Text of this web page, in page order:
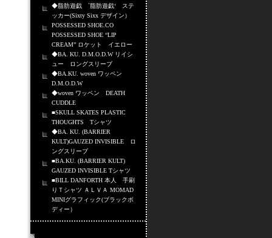
◆脂肪遊戯 `脂肪遊戯‘ ステ
ッカー(Sixty Sixx デザイン）
POSSESSED SHOE.CO
POSSESSED SHOE “LIP
CREAM” ロケット イエロー
◆BA. KU. D.M.O.D.W リイシ
ュー ロングスリーブ
◆BA.KU. woven ワッペン
D.M.O.D.W
◆woven ワッペン DEATH
CUDDLE
■SKULL SKATES PLASTIC
THOUGHTS Tシャツ
◆BA. KU. (BARRIER
KULT)GAUZED INVISIBLE ロ
ングスリーブ
■BA.KU. (BARRIER KULT)
GAUZED INVISIBLE Tシャツ
■BILL DANFORTH 本人 手刷
りＴシャツ ＡＬＶＡ MOMAD
MINIグラフィック(ブラックボ
ディー）